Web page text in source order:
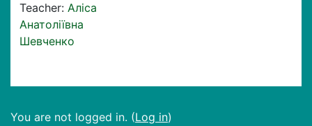
Teacher: Аліса
Анатоліївна
Шевченко
You are not logged in. (Log in)